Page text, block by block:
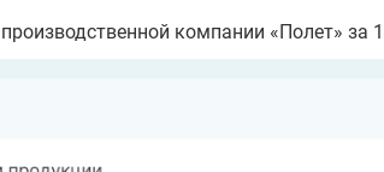
компании «Полет»